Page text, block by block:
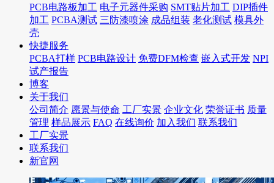
PCB电路板加工 电子元器件采购 SMT贴片加工 DIP插件
加工 PCBA测试 三防漆喷涂 成品组装 老化测试 模具外
壳
快捷服务
PCBA打样 PCB电路设计 免费DFM检查 嵌入式开发 NPI
试产报告
博客
关于我们
公司简介 愿景与使命 工厂实景 企业文化 荣誉证书 质量
管理 样品展示 FAQ 在线询价 加入我们 联系我们
工厂实景
联系我们
新官网